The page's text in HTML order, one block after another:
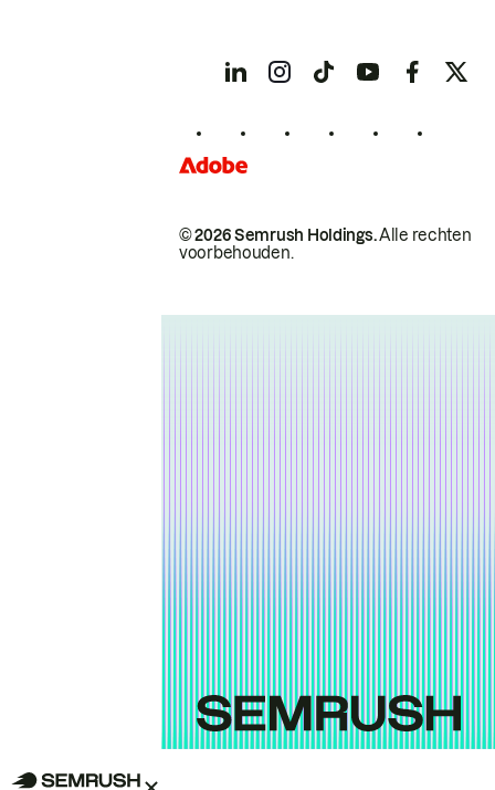
© 2026 Semrush Holdings.Alle rechten
voorbehouden.